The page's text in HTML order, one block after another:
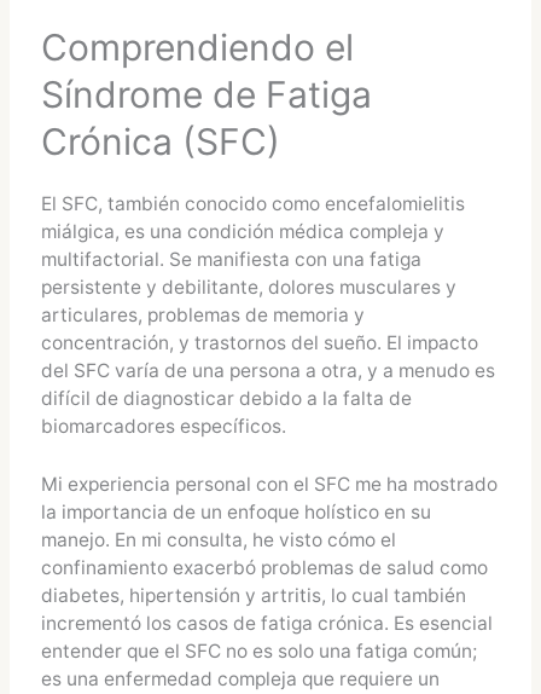
Comprendiendo el
Síndrome de Fatiga
Crónica (SFC)
El SFC, también conocido como encefalomielitis
miálgica, es una condición médica compleja y
multifactorial. Se manifiesta con una fatiga
persistente y debilitante, dolores musculares y
articulares, problemas de memoria y
concentración, y trastornos del sueño. El impacto
del SFC varía de una persona a otra, y a menudo es
difícil de diagnosticar debido a la falta de
biomarcadores específicos.
Mi experiencia personal con el SFC me ha mostrado
la importancia de un enfoque holístico en su
manejo. En mi consulta, he visto cómo el
confinamiento exacerbó problemas de salud como
diabetes, hipertensión y artritis, lo cual también
incrementó los casos de fatiga crónica. Es esencial
entender que el SFC no es solo una fatiga común;
es una enfermedad compleja que requiere un